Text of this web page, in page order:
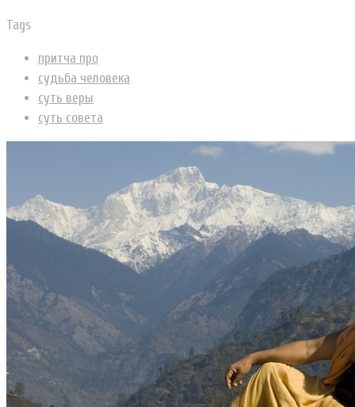
Tags
притча про
судьба человека
суть веры
суть совета